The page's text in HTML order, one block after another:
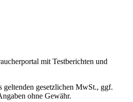
mit Testberichten und
gesetzlichen MwSt., ggf.
ohne Gewähr.